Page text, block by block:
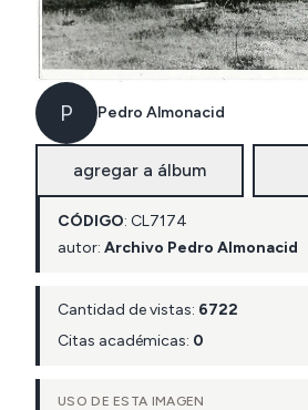
P Pedro Almonacid
agregar a álbum
CÓDIGO: CL7174
autor: Archivo Pedro Almonacid
Cantidad de vistas: 6722
Citas académicas: 0
USO DE ESTA IMAGEN